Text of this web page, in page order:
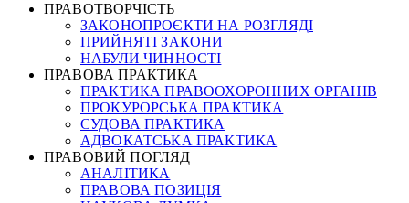
ПРАВОТВОРЧІСТЬ
ЗАКОНОПРОЄКТИ НА РОЗГЛЯДІ
ПРИЙНЯТІ ЗАКОНИ
НАБУЛИ ЧИННОСТІ
ПРАВОВА ПРАКТИКА
ПРАКТИКА ПРАВООХОРОННИХ ОРГАНІВ
ПРОКУРОРСЬКА ПРАКТИКА
СУДОВА ПРАКТИКА
АДВОКАТСЬКА ПРАКТИКА
ПРАВОВИЙ ПОГЛЯД
АНАЛІТИКА
ПРАВОВА ПОЗИЦІЯ